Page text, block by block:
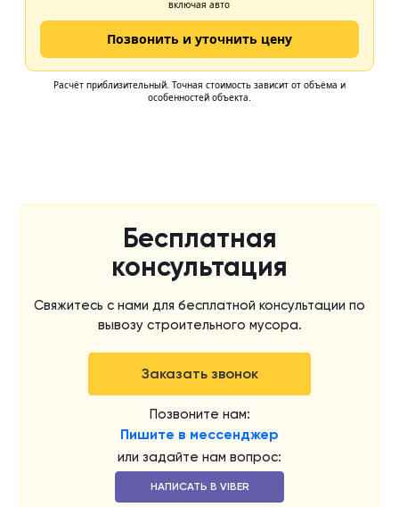
Бесплатная
консультация
Свяжитесь с нами для бесплатной консультации по
вывозу строительного мусора.
Заказать звонок
Позвоните нам:
Пишите в мессенджер
или задайте нам вопрос:
НАПИСАТЬ В VIBER